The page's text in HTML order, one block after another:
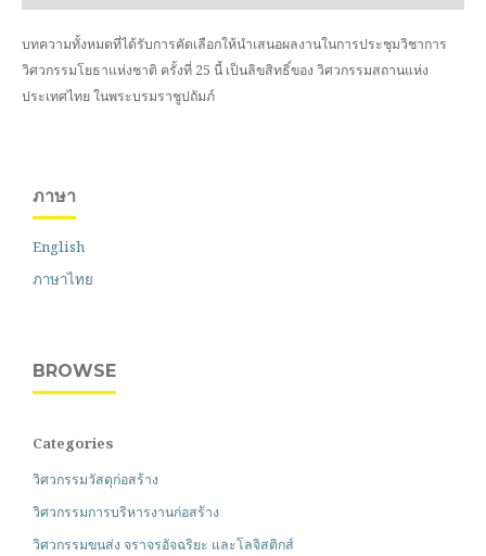
บทความทั้งหมดที่ได้รับการคัดเลือกให้นำเสนอผลงานในการประชุมวิชาการ
วิศวกรรมโยธาแห่งชาติ ครั้งที่ 25 นี้ เป็นลิขสิทธิ์ของวิศวกรรมสถานแห่ง
ประเทศไทย ในพระบรมราชูปถัมภ์
ภาษา
English
ภาษาไทย
BROWSE
Categories
วิศวกรรมวัสดุก่อสร้าง
วิศวกรรมการบริหารงานก่อสร้าง
วิศวกรรมขนส่ง จราจรอัจฉริยะ และโลจิสติกส์